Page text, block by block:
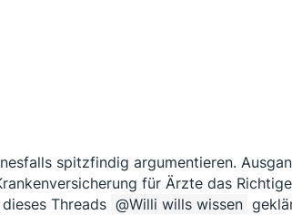
spitzfindig argumentieren.
für Ärzte das
Threads
Willi wills wissen